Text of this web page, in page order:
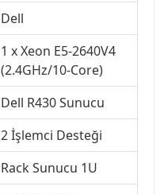
Dell
1 x Xeon E5-2640V4
(2.4GHz/10-Core)
Dell R430 Sunucu
2 İşlemci Desteği
Rack Sunucu 1U